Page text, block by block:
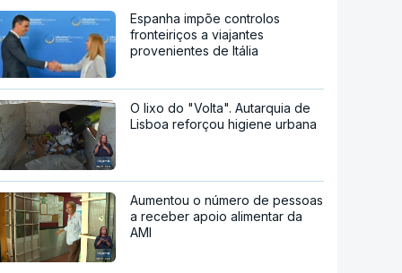
Espanha impõe controlos
fronteiriços a viajantes
provenientes de Itália
O lixo do "Volta". Autarquia de
Lisboa reforçou higiene urbana
Aumentou o número de pessoas
a receber apoio alimentar da
AMI